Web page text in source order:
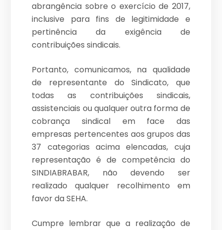
abrangência sobre o exercício de 2017,
inclusive para fins de legitimidade e
pertinência da exigência de
contribuições sindicais.
Portanto, comunicamos, na qualidade
de representante do Sindicato, que
todas as contribuições sindicais,
assistenciais ou qualquer outra forma de
cobrança sindical em face das
empresas pertencentes aos grupos das
37 categorias acima elencadas, cuja
representação é de competência do
SINDIABRABAR, não devendo ser
realizado qualquer recolhimento em
favor da SEHA.
Cumpre lembrar que a realização de